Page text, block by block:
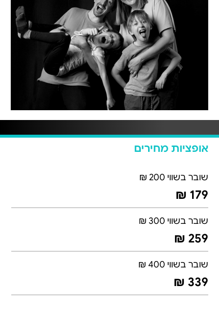
אופציות מחירים
שובר בשווי 200 ₪
179 ₪
שובר בשווי 300 ₪
259 ₪
שובר בשווי 400 ₪
339 ₪